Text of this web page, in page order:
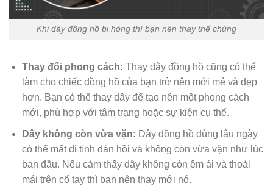
Khi dây đồng hồ bị hỏng thì bạn nên thay thế chúng
Thay đổi phong cách: Thay dây đồng hồ cũng có thể
làm cho chiếc đồng hồ của bạn trở nên mới mẻ và đẹp
hơn. Bạn có thể thay dây để tạo nên một phong cách
mới, phù hợp với tâm trạng hoặc sự kiện cụ thể.
Dây không còn vừa vặn: Dây đồng hồ dùng lâu ngày
có thể mất đi tính đàn hồi và không còn vừa vặn như lúc
ban đầu. Nếu cảm thấy dây không còn êm ái và thoải
mái trên cổ tay thì bạn nên thay mới nó.